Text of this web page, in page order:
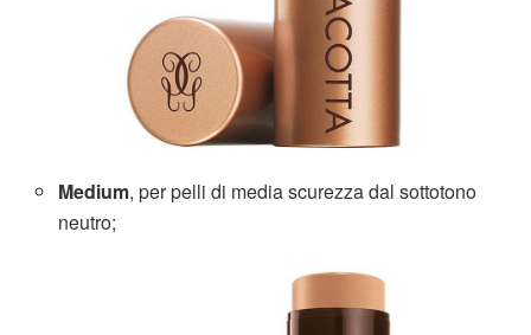
Medium, per pelli di media scurezza dal sottotono
neutro;